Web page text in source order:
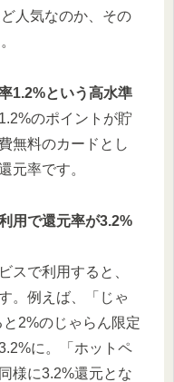
人気なのか、その
1.2%という高水準
のポイントが貯
無料のカードとし
元率です。
用で還元率が3.2%
スで利用すると、
。例えば、「じゃ
2%のじゃらん限定
に。「ホットペ
様に3.2%還元とな